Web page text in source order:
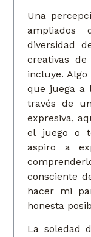
Una
diversidad
creativas
incluye.
que juega a
través de
expresiva,
el juego o
aspiro a
consciente
hacer mi
honesta
La soledad